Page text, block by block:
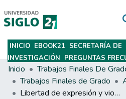
Subir
INICIO EBOOK21 SECRETARÍA DE
INVESTIGACIÓN PREGUNTAS
Inicio
Trabajos Finales de Grado
Libertad de expresión y violencia mediática: género en las publicaciones sátiras.